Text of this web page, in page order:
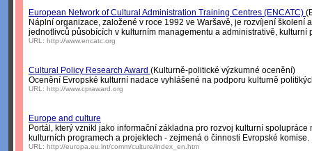
European Network of Cultural Administration Training Centres (ENCATC)
Náplní organizace, založené v roce 1992 ve Waršavě, je rozvíjení školení
jednotlivců působících v kulturním managementu a administrativě, kulturní
URL: http://www.encatc.org
Cultural Policy Research Award (Kulturně-politické výzkumné ocenění)
Ocenění Evropské kulturní nadace vyhlášené na podporu kulturně
URL: http://www.cpraward.org
Europe and culture
Portál, který vznikl jako informační základna pro rozvoj kulturní spolupráce
kulturních programech a projektech - zejmená o činnosti Evropské komise.
URL: http://europa.eu.int/comm/culture/index_en.htm